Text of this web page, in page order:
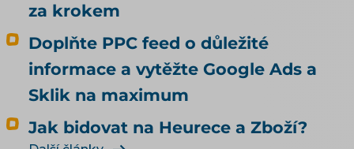
za krokem
Doplňte PPC feed o důležité
informace a vytěžte Google Ads a
Sklik na maximum
Jak bidovat na Heurece a Zboží?